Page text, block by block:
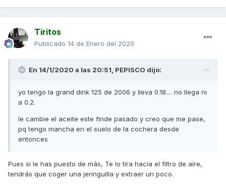
Tiritos
Publicado 14 de Enero del 2020
En 14/1/2020 a las 20:51, PEPISCO dijo:
yo tengo la grand dink 125 de 2006 y lleva 0.18.... no llega ni
a 0.2.
le cambie el aceite este finde pasado y creo que me pase,
pq tengo mancha en el suelo de la cochera desde
entonces
Pues si le has puesto de más, Te lo tira hacia el filtro de aire,
tendrás que coger una jeringuilla y extraer un poco.